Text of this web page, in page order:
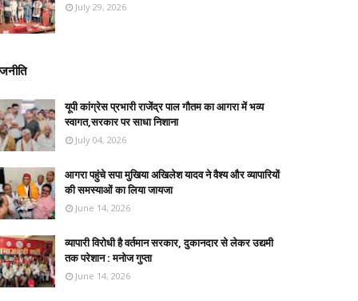
July 29, 2026
यूपी कांग्रेस प्रभारी राजेंद्र पाल गौतम का आगरा में भव्य
स्वागत,सरकार पर साधा निशाना
July 04, 2026
आगरा पहुंचे सपा मुखिया अखिलेश यादव ने वैश्य और व्यापारियों
की समस्याओं का लिया जायजा
June 14, 2026
व्यापारी विरोधी है वर्तमान सरकार, दुकानदार से लेकर उद्यमी
तक परेशान : मनोज गुप्ता
June 14, 2026